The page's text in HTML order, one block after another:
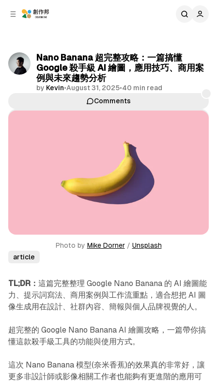
Nano Banana 超完整攻略：一篇搞懂
Google 殺手級 AI 繪圖，應用技巧、商用案
例與未來趨勢分析
by Kevin•August 31, 2025•40 min read
Comments
Photo by Mike Dorner / Unsplash
article
TL;DR： 這篇完整整理 Google Nano Banana 的 AI 繪圖能
力、提示詞寫法、商用案例與工作流重點，適合想把 AI 圖
像生成用在設計、社群內容、簡報與個人品牌視覺的人。
超完整的 Google Nano Banana AI 繪圖攻略，一篇帶你搞
懂這款殺手級工具的功能與使用方式。
這次 Nano Banana 模型(奈米香蕉)的效果真的非常好，讓
更多非設計師或影像相關工作者也能夠有更進階的應用可